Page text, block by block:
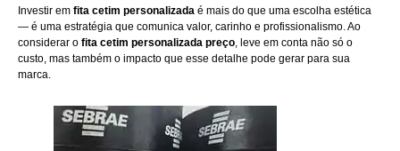
Investir em fita cetim personalizada é mais do que uma escolha estética
— é uma estratégia que comunica valor, carinho e profissionalismo. Ao
considerar o fita cetim personalizada preço, leve em conta não só o
custo, mas também o impacto que esse detalhe pode gerar para sua
marca.